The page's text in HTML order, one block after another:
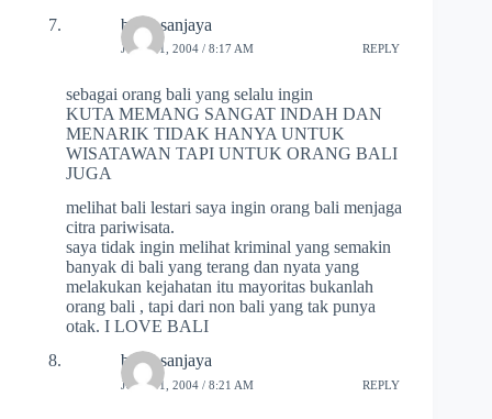
budy sanjaya
JULY 31, 2004 / 8:17 AM REPLY
sebagai orang bali yang selalu ingin
KUTA MEMANG SANGAT INDAH DAN
MENARIK TIDAK HANYA UNTUK
WISATAWAN TAPI UNTUK ORANG BALI
JUGA
melihat bali lestari saya ingin orang bali menjaga
citra pariwisata.
saya tidak ingin melihat kriminal yang semakin
banyak di bali yang terang dan nyata yang
melakukan kejahatan itu mayoritas bukanlah
orang bali , tapi dari non bali yang tak punya
otak. I LOVE BALI
budy sanjaya
JULY 31, 2004 / 8:21 AM REPLY